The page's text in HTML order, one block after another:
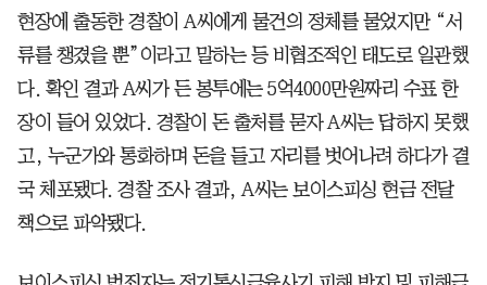
현장에 출동한 경찰이 A씨에게 물건의 정체를 물었지만 “서
류를 챙겼을 뿐”이라고 말하는 등 비협조적인 태도로 일관했
다. 확인 결과 A씨가 든 봉투에는 5억4000만원짜리 수표 한
장이 들어 있었다. 경찰이 돈 출처를 묻자 A씨는 답하지 못했
고, 누군가와 통화하며 돈을 들고 자리를 벗어나려 하다가 결
국 체포됐다. 경찰 조사 결과, A씨는 보이스피싱 현금 전달
책으로 파악됐다.